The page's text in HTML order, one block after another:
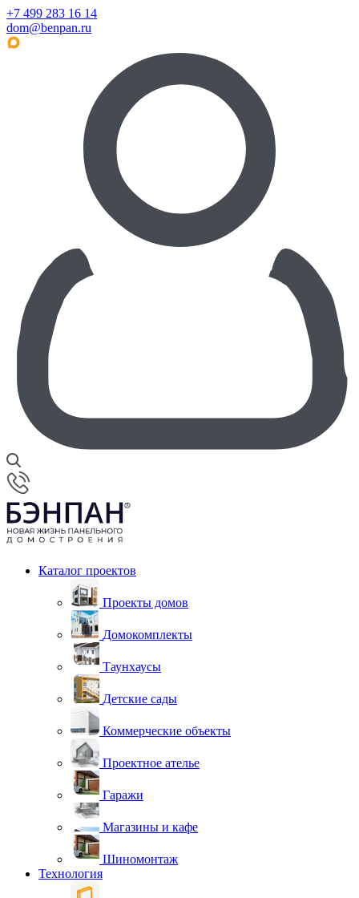
+7 499 283 16 14
dom@benpan.ru
Каталог проектов
Проекты домов
Домокомплекты
Таунхаусы
Детские сады
Коммерческие объекты
Проектное ателье
Гаражи
Магазины и кафе
Шиномонтаж
Технология